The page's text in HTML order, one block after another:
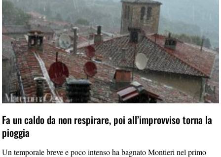
Fa un caldo da non respirare, poi all’improvviso torna la
pioggia
Un temporale breve e poco intenso ha bagnato Montieri nel primo